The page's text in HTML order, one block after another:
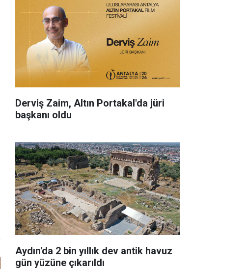
Derviş Zaim, Altın Portakal'da jüri
başkanı oldu
Aydın'da 2 bin yıllık dev antik havuz
gün yüzüne çıkarıldı